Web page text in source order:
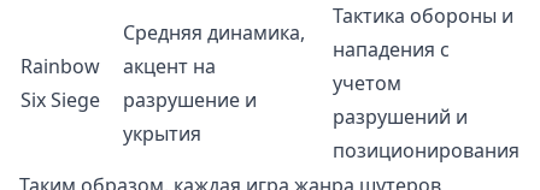
Rainbow
Six Siege
Средняя динамика,
акцент на
разрушение и
укрытия
Тактика обороны и
нападения с
учетом
разрушений и
позиционирования